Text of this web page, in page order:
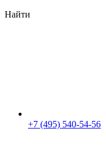
Найти
+7 (495) 540-54-56